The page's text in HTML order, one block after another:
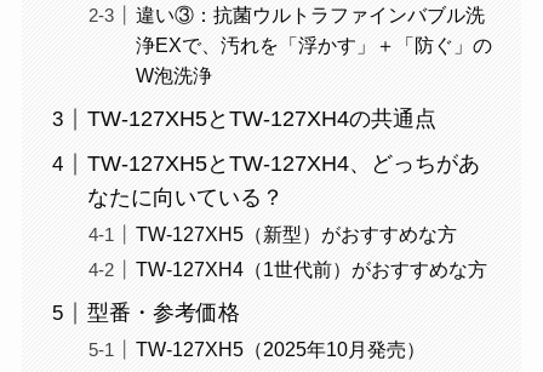
違い③：抗菌ウルトラファインバブル洗
浄EXで、汚れを「浮かす」＋「防ぐ」の
W泡洗浄
TW-127XH5とTW-127XH4の共通点
TW-127XH5とTW-127XH4、どっちがあ
なたに向いている？
TW-127XH5（新型）がおすすめな方
TW-127XH4（1世代前）がおすすめな方
型番・参考価格
TW-127XH5（2025年10月発売）